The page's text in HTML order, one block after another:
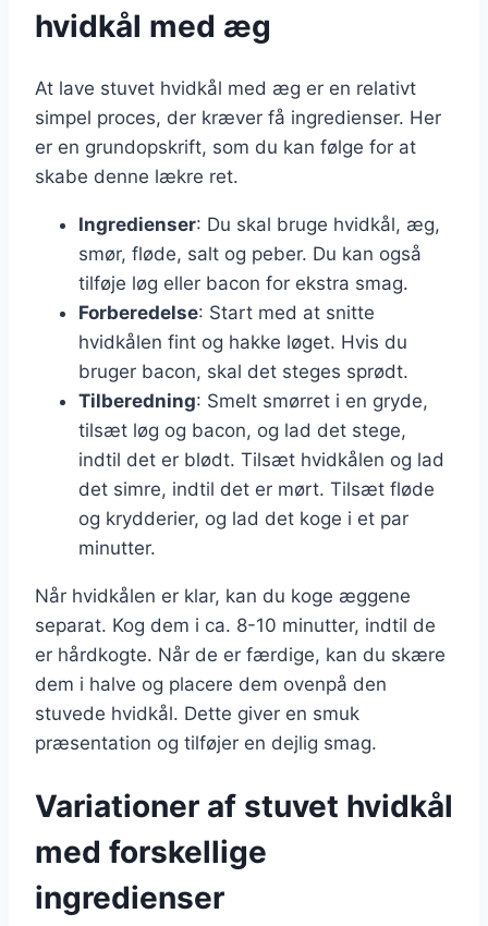
hvidkål med æg
At lave stuvet hvidkål med æg er en relativt
simpel proces, der kræver få ingredienser. Her
er en grundopskrift, som du kan følge for at
skabe denne lækre ret.
Ingredienser: Du skal bruge hvidkål, æg,
smør, fløde, salt og peber. Du kan også
tilføje løg eller bacon for ekstra smag.
Forberedelse: Start med at snitte
hvidkålen fint og hakke løget. Hvis du
bruger bacon, skal det steges sprødt.
Tilberedning: Smelt smørret i en gryde,
tilsæt løg og bacon, og lad det stege,
indtil det er blødt. Tilsæt hvidkålen og lad
det simre, indtil det er mørt. Tilsæt fløde
og krydderier, og lad det koge i et par
minutter.
Når hvidkålen er klar, kan du koge æggene
separat. Kog dem i ca. 8-10 minutter, indtil de
er hårdkogte. Når de er færdige, kan du skære
dem i halve og placere dem ovenpå den
stuvede hvidkål. Dette giver en smuk
præsentation og tilføjer en dejlig smag.
Variationer af stuvet hvidkål
med forskellige
ingredienser